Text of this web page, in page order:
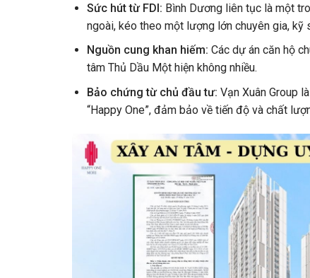
Sức hút từ FDI: Bình Dương liên tục là một
ngoài, kéo theo một lượng lớn chuyên gia,
Nguồn cung khan hiếm: Các dự án căn hộ
tâm Thủ Dầu Một hiện không nhiều.
Bảo chứng từ chủ đầu tư: Vạn Xuân Group
“Happy One”, đảm bảo về tiến độ và chất